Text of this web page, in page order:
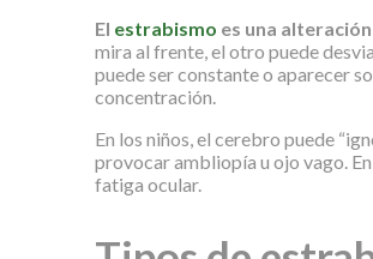
El estrabismo es una
mira al frente, el otro puede
puede ser constante o aparecer
concentración.
En los niños, el cerebro puede
provocar ambliopía u ojo vago.
fatiga ocular.